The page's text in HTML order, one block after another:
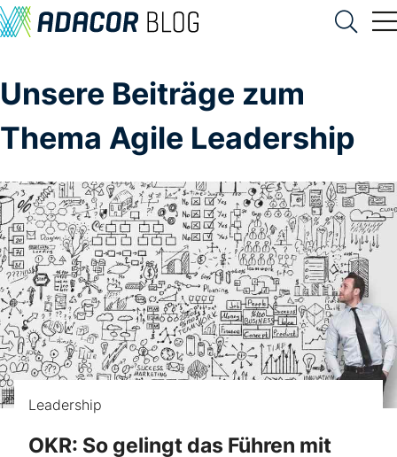
Unsere Beiträge zum
Thema Agile Leadership
Leadership
OKR: So gelingt das Führen mit